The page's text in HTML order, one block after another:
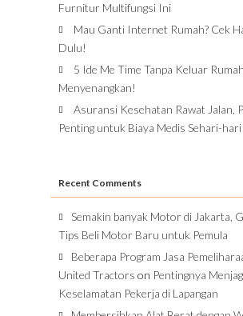
Furnitur Multifungsi Ini
Mau Ganti Internet Rumah? Cek
Dulu!
5 Ide Me Time Tanpa Keluar
Menyenangkan!
Asuransi Kesehatan Rawat Jalan,
Penting untuk Biaya Medis Sehari-hari
Recent Comments
Semakin banyak Motor di Jakarta,
Tips Beli Motor Baru untuk Pemula
Beberapa Program Jasa
United Tractors on Pentingnya
Keselamatan Pekerja di Lapangan